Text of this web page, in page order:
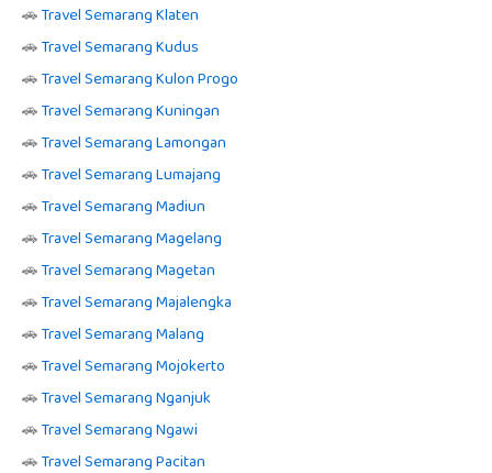
🚗Travel Semarang Klaten
🚗Travel Semarang Kudus
🚗Travel Semarang Kulon Progo
🚗Travel Semarang Kuningan
🚗Travel Semarang Lamongan
🚗Travel Semarang Lumajang
🚗Travel Semarang Madiun
🚗Travel Semarang Magelang
🚗Travel Semarang Magetan
🚗Travel Semarang Majalengka
🚗Travel Semarang Malang
🚗Travel Semarang Mojokerto
🚗Travel Semarang Nganjuk
🚗Travel Semarang Ngawi
🚗Travel Semarang Pacitan